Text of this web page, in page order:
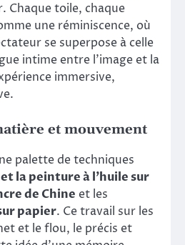
Chaque toile, chaque
une réminiscence, où
se superpose à celle
intime entre l’image et la
immersive,
et mouvement
palette de techniques
la peinture à l’huile sur
de Chine et les
papier. Ce travail sur les
et le flou, le précis et